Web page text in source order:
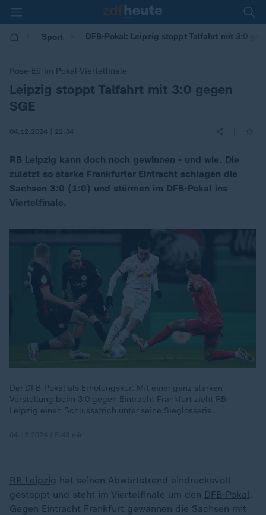
Sport DFB-Pokal: Leipzig stoppt Talfahrt mit 3:0
Rose-Elf im Pokal-Viertelfinale
:Leipzig stoppt Talfahrt mit 3:0 gegen
SGE
04.12.2024 | 22:34
RB Leipzig kann doch noch gewinnen - und wie. Die
zuletzt so starke Frankfurter Eintracht schlagen die
Sachsen 3:0 (1:0) und stürmen im DFB-Pokal ins
Viertelfinale.
Der DFB-Pokal als Erholungskur: Mit einer ganz starken
Vorstellung beim 3:0 gegen Eintracht Frankfurt zieht RB
Leipzig einen Schlussstrich unter seine Sieglosserie.
RB Leipzig hat seinen Abwärtstrend eindrucksvoll
gestoppt und steht im Viertelfinale um den DFB-Pokal.
Gegen Eintracht Frankfurt gewannen die Sachsen mit